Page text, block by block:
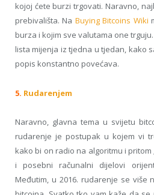
kojoj ćete burzi trgovati. Naravno,
prebivališta. Na Buying Bitcoins Wiki
burza i kojim sve valutama one
lista mijenja iz tjedna u tjedan, kako
popis konstantno povećava.
5. Rudarenjem
Naravno, glavna tema u svijetu
rudarenje je postupak u kojem vi
kako bi on radio na algoritmu i pritom
i posebni računalni dijelovi
Međutim, u 2016. rudarenje se više